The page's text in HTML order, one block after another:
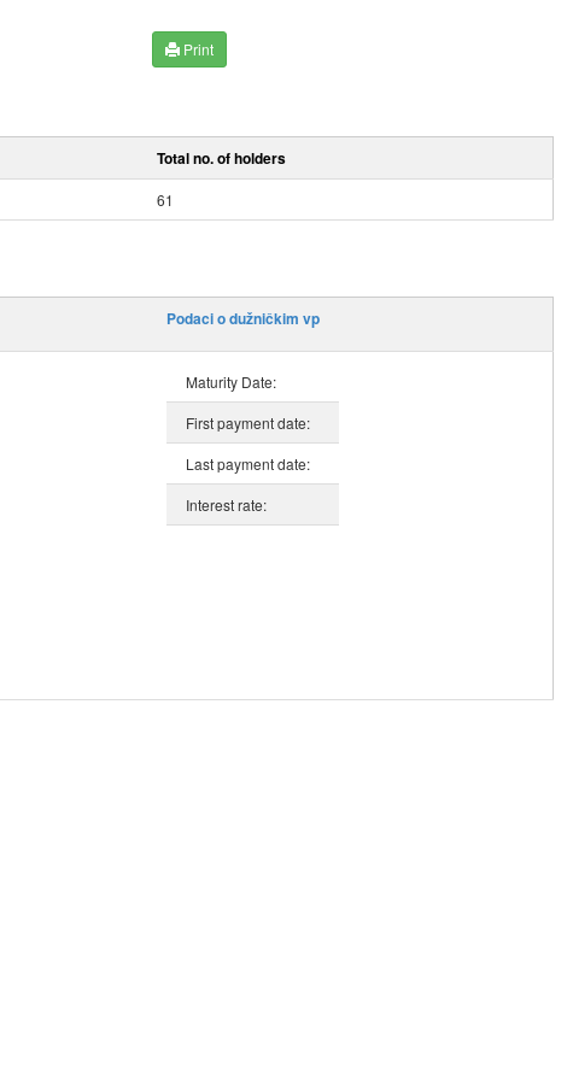
Print
Total no. of holders
61
Podaci o dužničkim vp
Maturity Date:
First payment date:
Last payment date:
Interest rate: